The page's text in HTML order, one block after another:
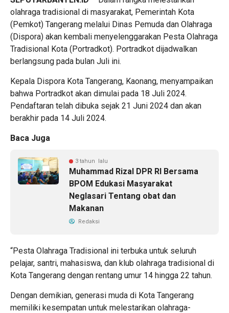
olahraga tradisional di masyarakat, Pemerintah Kota
(Pemkot) Tangerang melalui Dinas Pemuda dan Olahraga
(Dispora) akan kembali menyelenggarakan Pesta Olahraga
Tradisional Kota (Portradkot). Portradkot dijadwalkan
berlangsung pada bulan Juli ini.
Kepala Dispora Kota Tangerang, Kaonang, menyampaikan
bahwa Portradkot akan dimulai pada 18 Juli 2024.
Pendaftaran telah dibuka sejak 21 Juni 2024 dan akan
berakhir pada 14 Juli 2024.
Baca Juga
3 tahun lalu
Muhammad Rizal DPR RI Bersama
BPOM Edukasi Masyarakat
Neglasari Tentang obat dan
Makanan
Redaksi
“Pesta Olahraga Tradisional ini terbuka untuk seluruh
pelajar, santri, mahasiswa, dan klub olahraga tradisional di
Kota Tangerang dengan rentang umur 14 hingga 22 tahun.
Dengan demikian, generasi muda di Kota Tangerang
memiliki kesempatan untuk melestarikan olahraga-